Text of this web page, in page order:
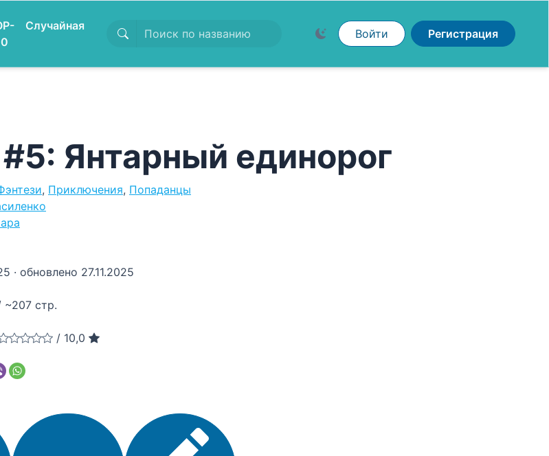
Случайная
Войти Регистрация
Янтарный единорог
, Приключения, Попаданцы
· обновлено 27.11.2025
~207 стр.
/ 10,0